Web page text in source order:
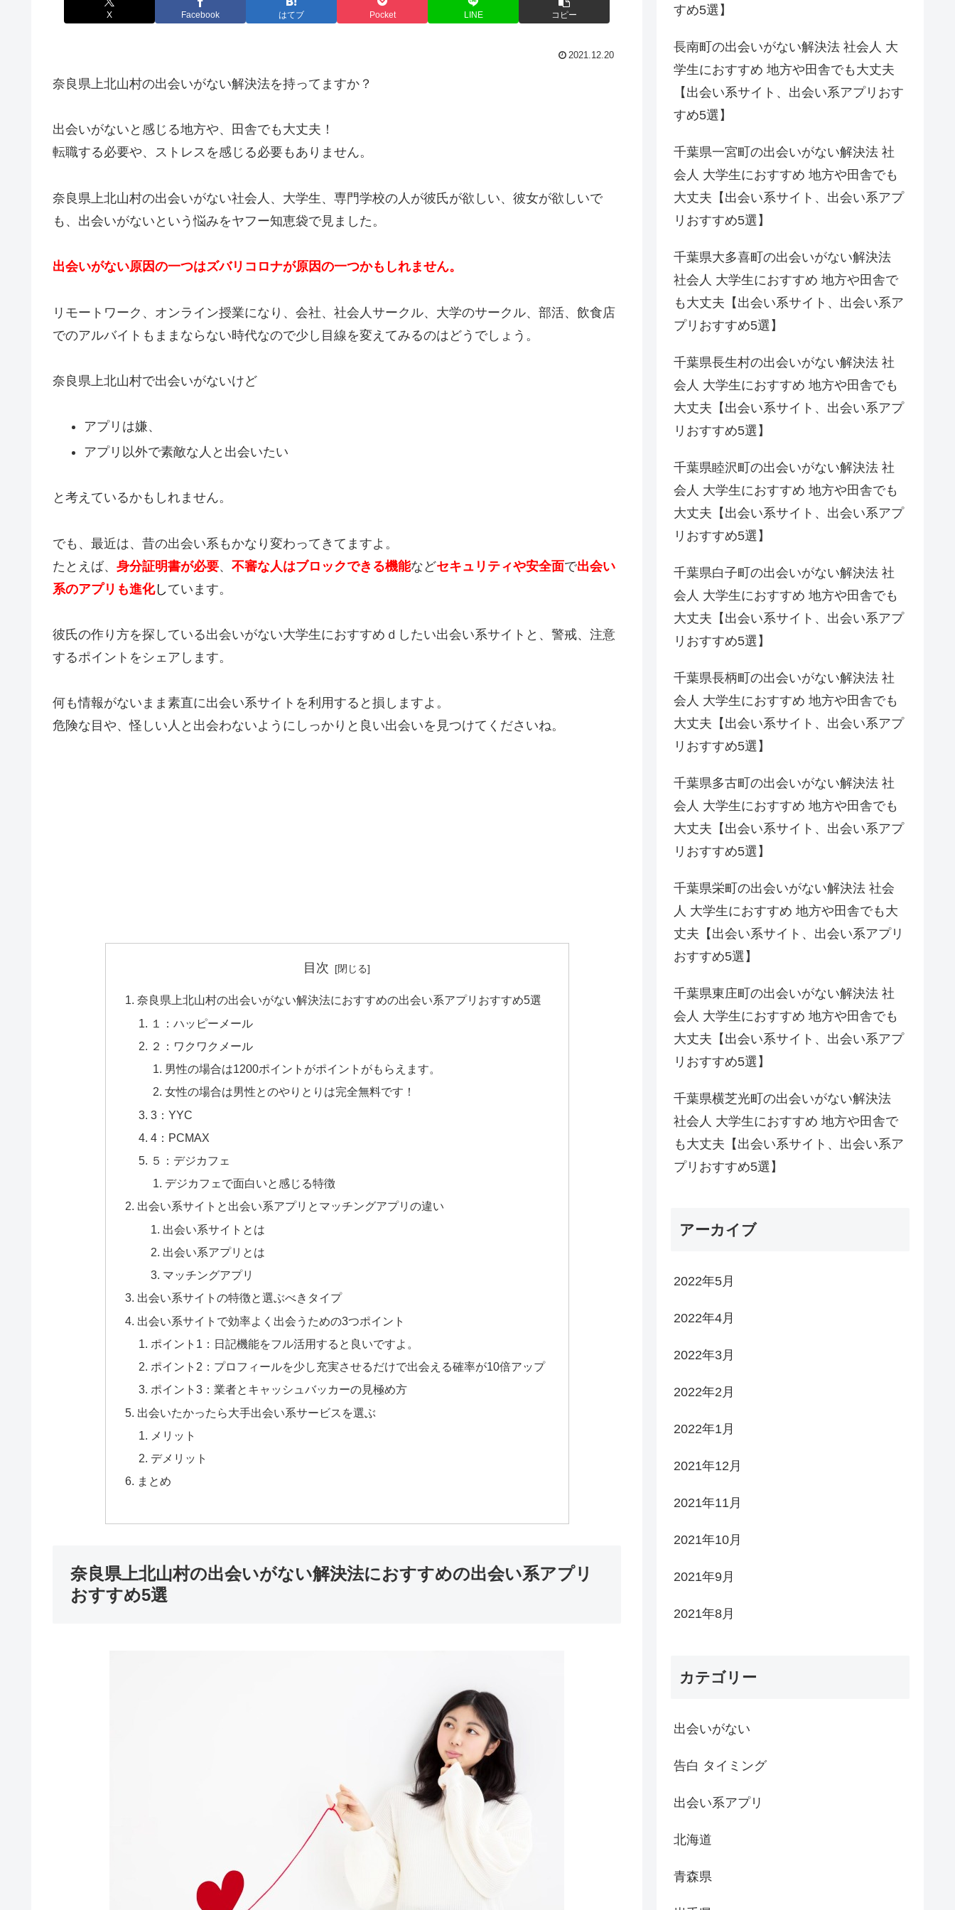
X Facebook はてブ Pocket LINE コピー
2021.12.20
奈良県上北山村の出会いがない解決法を持ってますか？
出会いがないと感じる地方や、田舎でも大丈夫！
転職する必要や、ストレスを感じる必要もありません。
奈良県上北山村の出会いがない社会人、大学生、専門学校の人が彼氏が欲しい、彼女が欲しいで
も、出会いがないという悩みをヤフー知恵袋で見ました。
出会いがない原因の一つはズバリコロナが原因の一つかもしれません。
リモートワーク、オンライン授業になり、会社、社会人サークル、大学のサークル、部活、飲食店
でのアルバイトもままならない時代なので少し目線を変えてみるのはどうでしょう。
奈良県上北山村で出会いがないけど
アプリは嫌、
アプリ以外で素敵な人と出会いたい
と考えているかもしれません。
でも、最近は、昔の出会い系もかなり変わってきてますよ。
たとえば、 身分証明書が必要、 不審な人はブロックできる機能などセキュリティや安全面で出会い
系のアプリも進化し ています。
彼氏の作り方を探している出会いがない大学生におすすめｄしたい出会い系サイトと、警戒、注意
するポイントをシェアします。
何も情報がないまま素直に出会い系サイトを利用すると損しますよ。
危険な目や、怪しい人と出会わないようにしっかりと良い出会いを見つけてくださいね。
目次
奈良県上北山村の出会いがない解決法におすすめの出会い系アプリおすすめ5選
１：ハッピーメール
２：ワクワクメール
男性の場合は1200ポイントがポイントがもらえます。
女性の場合は男性とのやりとりは完全無料です！
3：YYC
4：PCMAX
５：デジカフェ
デジカフェで面白いと感じる特徴
出会い系サイトと出会い系アプリとマッチングアプリの違い
出会い系サイトとは
出会い系アプリとは
マッチングアプリ
出会い系サイトの特徴と選ぶべきタイプ
出会い系サイトで効率よく出会うための3つポイント
ポイント1：日記機能をフル活用すると良いですよ。
ポイント2：プロフィールを少し充実させるだけで出会える確率が10倍アップ
ポイント3：業者とキャッシュバッカーの見極め方
出会いたかったら大手出会い系サービスを選ぶ
メリット
デメリット
まとめ
奈良県上北山村の出会いがない解決法におすすめの出会い系アプリ
おすすめ5選
すめ5選】
長南町の出会いがない解決法 社会人 大
学生におすすめ 地方や田舎でも大丈夫
【出会い系サイト、出会い系アプリおす
すめ5選】
千葉県一宮町の出会いがない解決法 社
会人 大学生におすすめ 地方や田舎でも
大丈夫【出会い系サイト、出会い系アプ
リおすすめ5選】
千葉県大多喜町の出会いがない解決法
社会人 大学生におすすめ 地方や田舎で
も大丈夫【出会い系サイト、出会い系ア
プリおすすめ5選】
千葉県長生村の出会いがない解決法 社
会人 大学生におすすめ 地方や田舎でも
大丈夫【出会い系サイト、出会い系アプ
リおすすめ5選】
千葉県睦沢町の出会いがない解決法 社
会人 大学生におすすめ 地方や田舎でも
大丈夫【出会い系サイト、出会い系アプ
リおすすめ5選】
千葉県白子町の出会いがない解決法 社
会人 大学生におすすめ 地方や田舎でも
大丈夫【出会い系サイト、出会い系アプ
リおすすめ5選】
千葉県長柄町の出会いがない解決法 社
会人 大学生におすすめ 地方や田舎でも
大丈夫【出会い系サイト、出会い系アプ
リおすすめ5選】
千葉県多古町の出会いがない解決法 社
会人 大学生におすすめ 地方や田舎でも
大丈夫【出会い系サイト、出会い系アプ
リおすすめ5選】
千葉県栄町の出会いがない解決法 社会
人 大学生におすすめ 地方や田舎でも大
丈夫【出会い系サイト、出会い系アプリ
おすすめ5選】
千葉県東庄町の出会いがない解決法 社
会人 大学生におすすめ 地方や田舎でも
大丈夫【出会い系サイト、出会い系アプ
リおすすめ5選】
千葉県横芝光町の出会いがない解決法
社会人 大学生におすすめ 地方や田舎で
も大丈夫【出会い系サイト、出会い系ア
プリおすすめ5選】
アーカイブ
2022年5月
2022年4月
2022年3月
2022年2月
2022年1月
2021年12月
2021年11月
2021年10月
2021年9月
2021年8月
カテゴリー
出会いがない
告白 タイミング
出会い系アプリ
北海道
青森県